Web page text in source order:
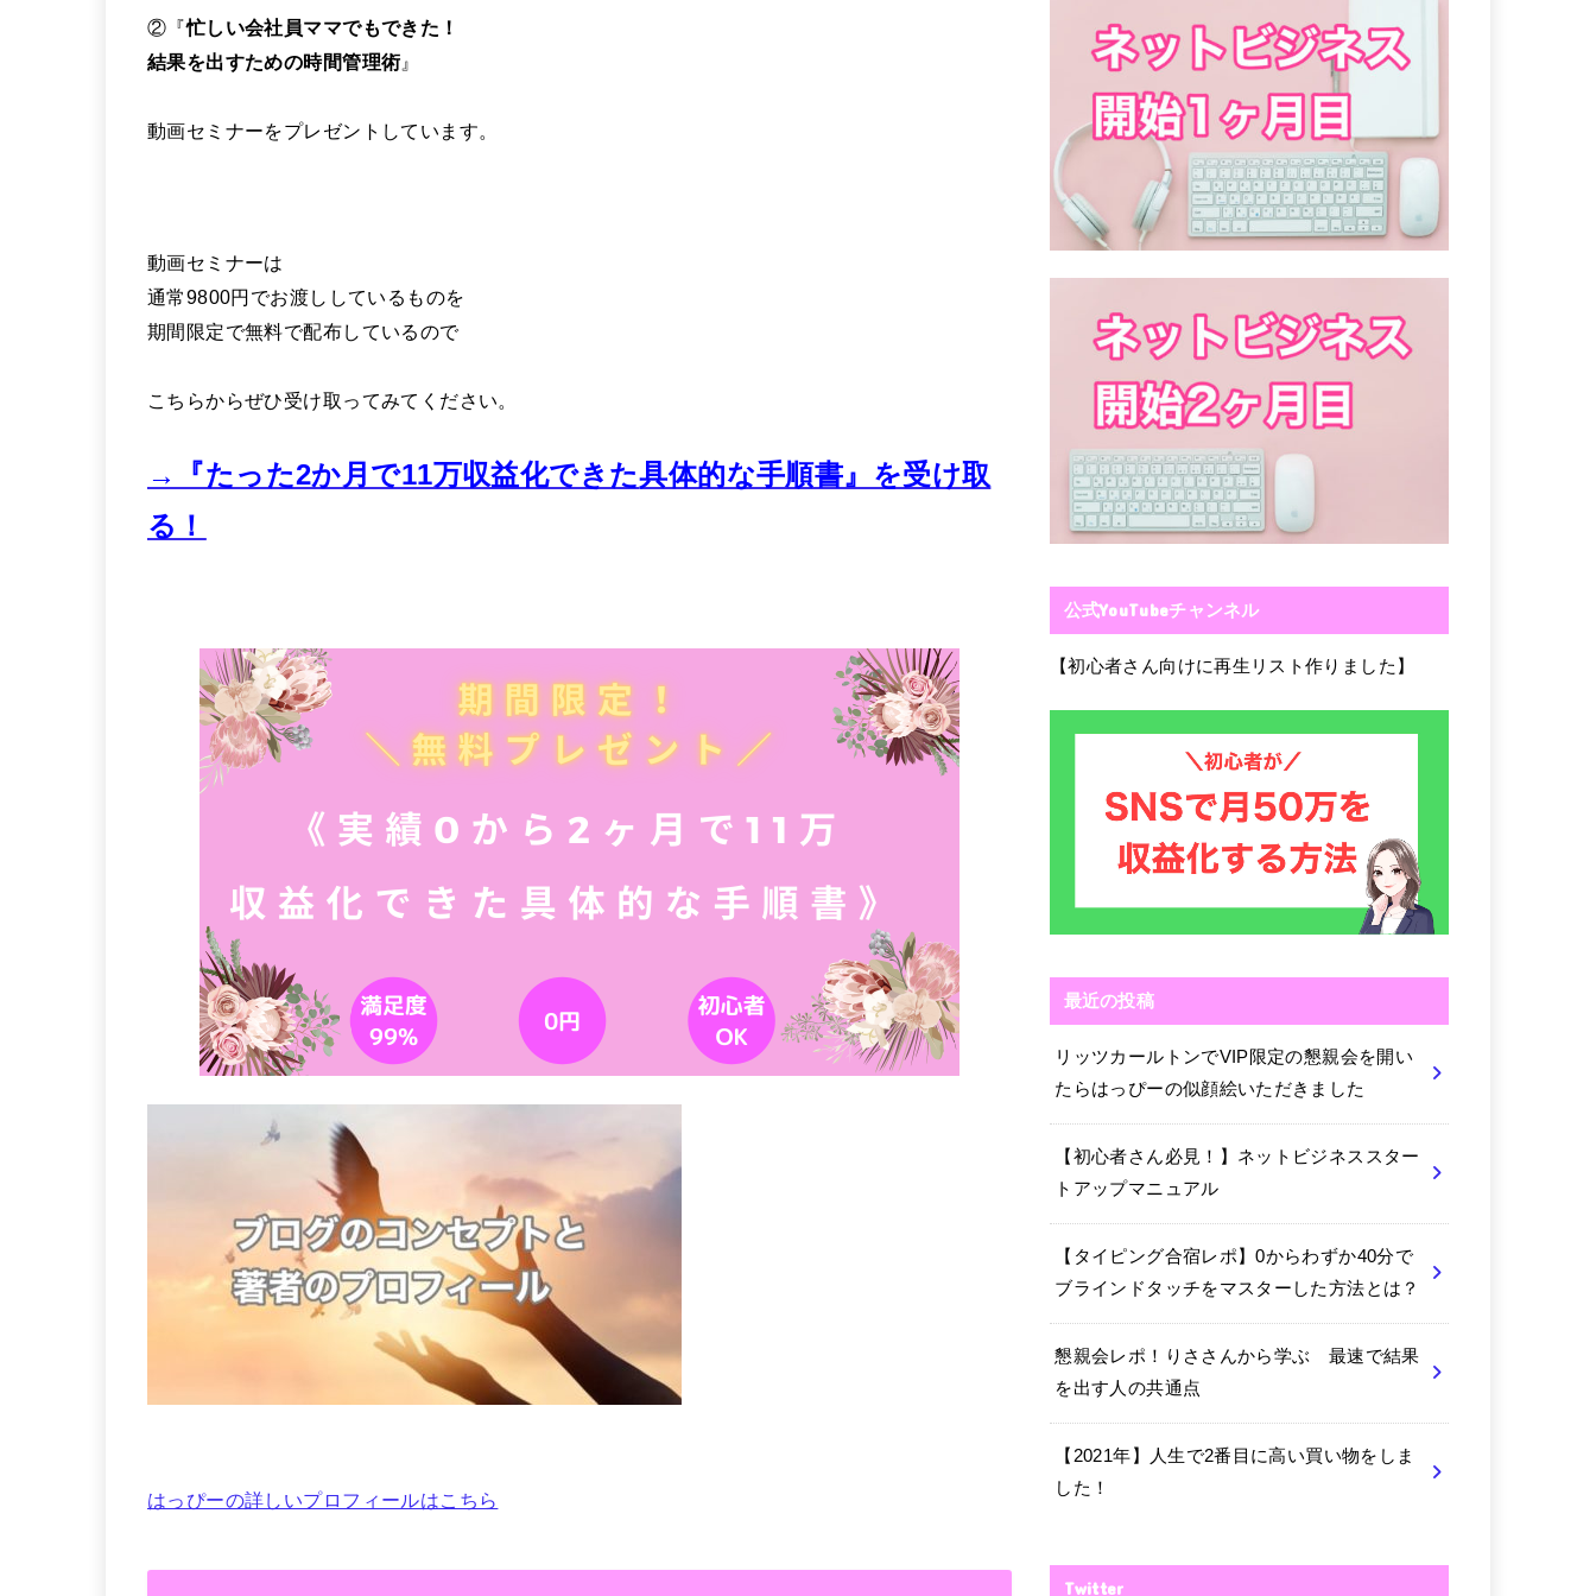
②『忙しい会社員ママでもできた！
結果を出すための時間管理術』
動画セミナーをプレゼントしています。
動画セミナーは
通常9800円でお渡ししているものを
期間限定で無料で配布しているので
こちらからぜひ受け取ってみてください。
→『たった2か月で11万収益化できた具体的な手順書』を受け取
る！
はっぴーの詳しいプロフィールはこちら
公式YouTubeチャンネル
【初心者さん向けに再生リスト作りました】
最近の投稿
リッツカールトンでVIP限定の懇親会を開い
たらはっぴーの似顔絵いただきました
【初心者さん必見！】ネットビジネススター
トアップマニュアル
【タイピング合宿レポ】0からわずか40分で
ブラインドタッチをマスターした方法とは？
懇親会レポ！りささんから学ぶ 最速で結果
を出す人の共通点
【2021年】人生で2番目に高い買い物をしま
した！
Twitter